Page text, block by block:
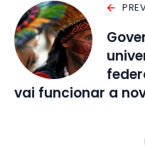
vai funcionar a